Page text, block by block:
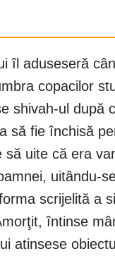
îl aduseseră
copacilor
shivah-ul după
să fie închisă
uite că era
uitându-
scrijelită a
întinse
atinsese